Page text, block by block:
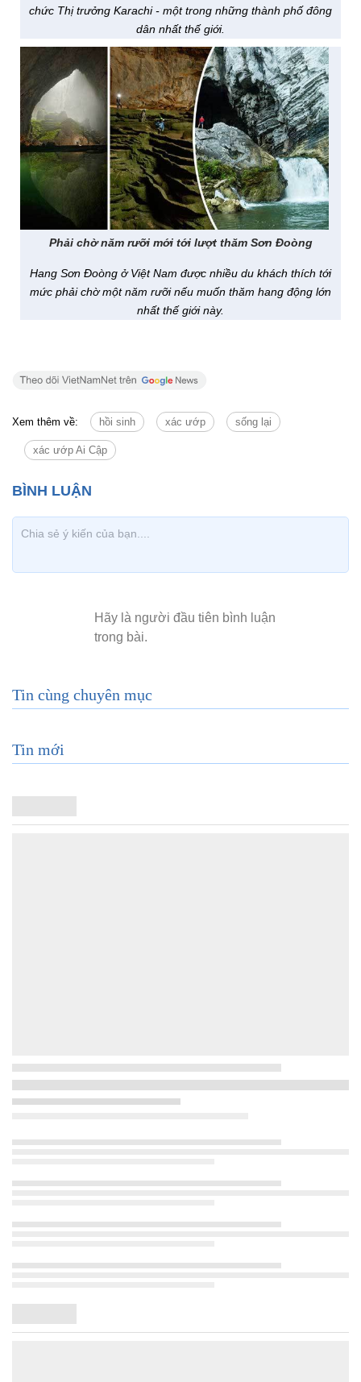
chức Thị trưởng Karachi - một trong những thành phố đông
dân nhất thế giới.
Phải chờ năm rưỡi mới tới lượt thăm Sơn Đoòng
Hang Sơn Đoòng ở Việt Nam được nhiều du khách thích tới
mức phải chờ một năm rưỡi nếu muốn thăm hang động lớn
nhất thế giới này.
Xem thêm về: hồi sinh xác ướp sống lại
xác ướp Ai Cập
Tin cùng chuyên mục
Tin mới